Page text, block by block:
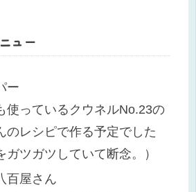
ュー
ー
使っているクウネルNo.23の
のレシピで作る予定でした
ガツガツしていて断念。）
百屋さん